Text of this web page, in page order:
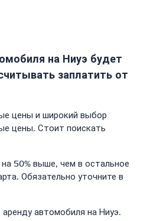
на Ниуэ будет
заплатить от
цены и широкий выбор
цены. Стоит поискать
50% выше, чем в остальное
Обязательно уточните в
автомобиля на Ниуэ.